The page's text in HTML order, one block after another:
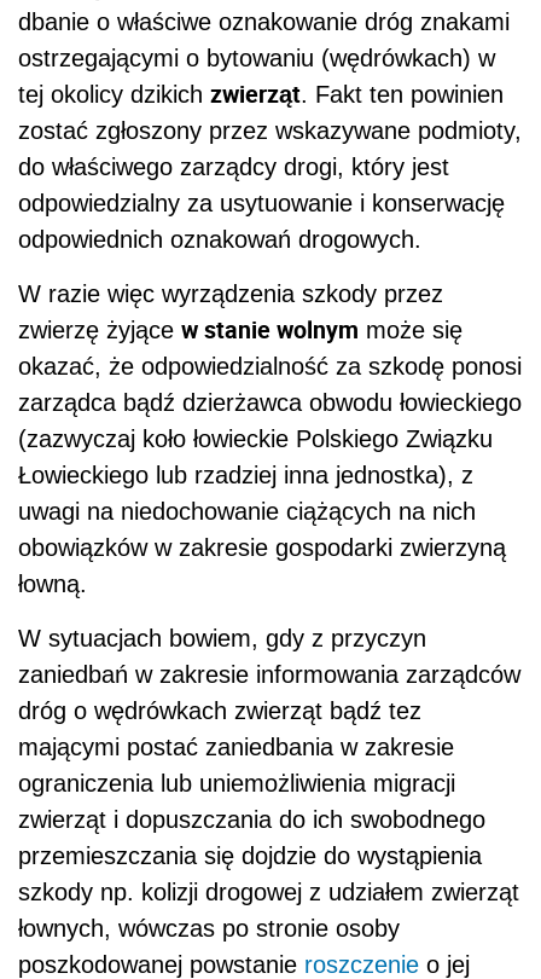
dbanie o właściwe oznakowanie dróg znakami
ostrzegającymi o bytowaniu (wędrówkach) w
tej okolicy dzikich zwierząt. Fakt ten powinien
zostać zgłoszony przez wskazywane podmioty,
do właściwego zarządcy drogi, który jest
odpowiedzialny za usytuowanie i konserwację
odpowiednich oznakowań drogowych.
W razie więc wyrządzenia szkody przez
zwierzę żyjące w stanie wolnym może się
okazać, że odpowiedzialność za szkodę ponosi
zarządca bądź dzierżawca obwodu łowieckiego
(zazwyczaj koło łowieckie Polskiego Związku
Łowieckiego lub rzadziej inna jednostka), z
uwagi na niedochowanie ciążących na nich
obowiązków w zakresie gospodarki zwierzyną
łowną.
W sytuacjach bowiem, gdy z przyczyn
zaniedbań w zakresie informowania zarządców
dróg o wędrówkach zwierząt bądź tez
mającymi postać zaniedbania w zakresie
ograniczenia lub uniemożliwienia migracji
zwierząt i dopuszczania do ich swobodnego
przemieszczania się dojdzie do wystąpienia
szkody np. kolizji drogowej z udziałem zwierząt
łownych, wówczas po stronie osoby
poszkodowanej powstanie roszczenie o jej